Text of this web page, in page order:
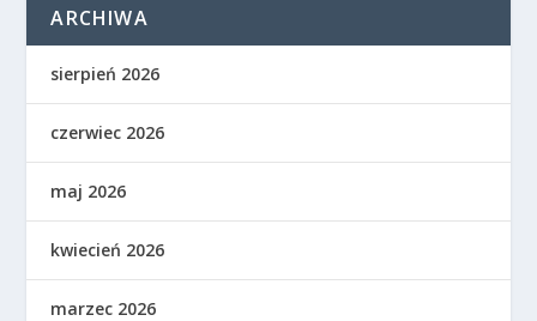
ARCHIWA
sierpień 2026
czerwiec 2026
maj 2026
kwiecień 2026
marzec 2026